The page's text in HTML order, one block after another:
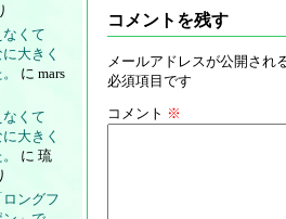
くて
大きく
に mars
くて
大きく
に 琉
ングフ
コメントを残す
メールアドレスが公開され
必須項目です
コメント ※